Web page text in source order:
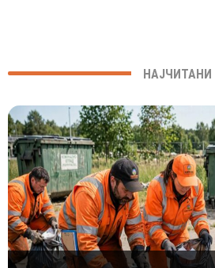
НАЈЧИТАНИ